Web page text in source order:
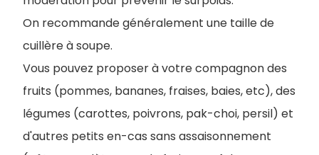
On recommande généralement une taille de
cuillère à soupe.
Vous pouvez proposer à votre compagnon des
fruits (pommes, bananes, fraises, baies, etc), des
légumes (carottes, poivrons, pak-choi, persil) et
d'autres petits en-cas sans assaisonnement